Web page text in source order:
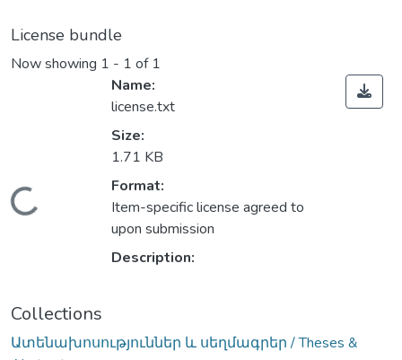
License bundle
Now showing 1 - 1 of 1
Loading...
Name:
license.txt
Size:
1.71 KB
Format:
Item-specific license agreed to
upon submission
Description:
Collections
Ատենախոսություններ և սեղմագրեր / Theses &